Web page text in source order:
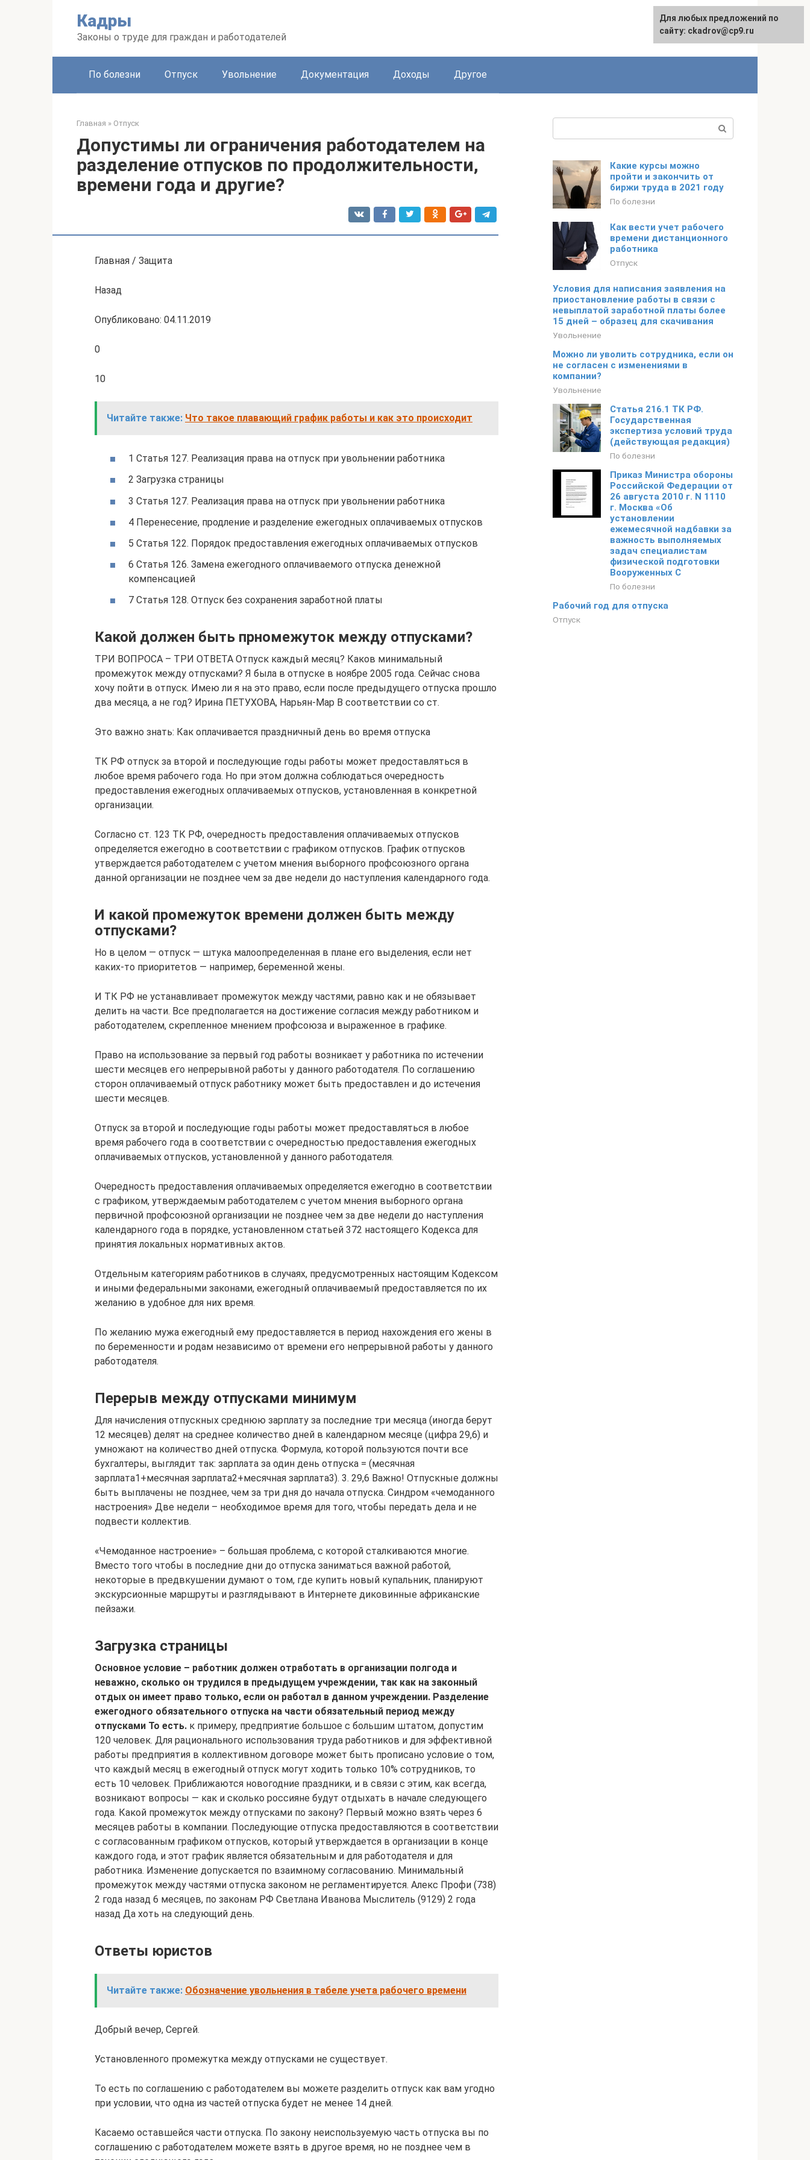
Кадры
Законы о труде для граждан и работодателей
По болезни Отпуск Увольнение Документация Доходы Другое
Главная » Отпуск
Допустимы ли ограничения работодателем на
разделение отпусков по продолжительности,
времени года и другие?
Главная / Защита
Назад
Опубликовано: 04.11.2019
0
10
Читайте также: Что такое плавающий график работы и как это происходит
1 Статья 127. Реализация права на отпуск при увольнении работника
2 Загрузка страницы
3 Статья 127. Реализация права на отпуск при увольнении работника
4 Перенесение, продление и разделение ежегодных оплачиваемых отпусков
5 Статья 122. Порядок предоставления ежегодных оплачиваемых отпусков
6 Статья 126. Замена ежегодного оплачиваемого отпуска денежной
компенсацией
7 Статья 128. Отпуск без сохранения заработной платы
Какой должен быть прномежуток между отпусками?
ТРИ ВОПРОСА – ТРИ ОТВЕТА Отпуск каждый месяц? Каков минимальный
промежуток между отпусками? Я была в отпуске в ноябре 2005 года. Сейчас снова
хочу пойти в отпуск. Имею ли я на это право, если после предыдущего отпуска прошло
два месяца, а не год? Ирина ПЕТУХОВА, Нарьян-Мар В соответствии со ст.
Это важно знать: Как оплачивается праздничный день во время отпуска
ТК РФ отпуск за второй и последующие годы работы может предоставляться в
любое время рабочего года. Но при этом должна соблюдаться очередность
предоставления ежегодных оплачиваемых отпусков, установленная в конкретной
организации.
Согласно ст. 123 ТК РФ, очередность предоставления оплачиваемых отпусков
определяется ежегодно в соответствии с графиком отпусков. График отпусков
утверждается работодателем с учетом мнения выборного профсоюзного органа
данной организации не позднее чем за две недели до наступления календарного года.
И какой промежуток времени должен быть между
отпусками?
Но в целом — отпуск — штука малоопределенная в плане его выделения, если нет
каких-то приоритетов — например, беременной жены.
И ТК РФ не устанавливает промежуток между частями, равно как и не обязывает
делить на части. Все предполагается на достижение согласия между работником и
работодателем, скрепленное мнением профсоюза и выраженное в графике.
Право на использование за первый год работы возникает у работника по истечении
шести месяцев его непрерывной работы у данного работодателя. По соглашению
сторон оплачиваемый отпуск работнику может быть предоставлен и до истечения
шести месяцев.
Отпуск за второй и последующие годы работы может предоставляться в любое
время рабочего года в соответствии с очередностью предоставления ежегодных
оплачиваемых отпусков, установленной у данного работодателя.
Очередность предоставления оплачиваемых определяется ежегодно в соответствии
с графиком, утверждаемым работодателем с учетом мнения выборного органа
первичной профсоюзной организации не позднее чем за две недели до наступления
календарного года в порядке, установленном статьей 372 настоящего Кодекса для
принятия локальных нормативных актов.
Отдельным категориям работников в случаях, предусмотренных настоящим Кодексом
и иными федеральными законами, ежегодный оплачиваемый предоставляется по их
желанию в удобное для них время.
По желанию мужа ежегодный ему предоставляется в период нахождения его жены в
по беременности и родам независимо от времени его непрерывной работы у данного
работодателя.
Перерыв между отпусками минимум
Для начисления отпускных среднюю зарплату за последние три месяца (иногда берут
12 месяцев) делят на среднее количество дней в календарном месяце (цифра 29,6) и
умножают на количество дней отпуска. Формула, которой пользуются почти все
бухгалтеры, выглядит так: зарплата за один день отпуска = (месячная
зарплата1+месячная зарплата2+месячная зарплата3). 3. 29,6 Важно! Отпускные должны
быть выплачены не позднее, чем за три дня до начала отпуска. Синдром «чемоданного
настроения» Две недели – необходимое время для того, чтобы передать дела и не
подвести коллектив.
«Чемоданное настроение» – большая проблема, с которой сталкиваются многие.
Вместо того чтобы в последние дни до отпуска заниматься важной работой,
некоторые в предвкушении думают о том, где купить новый купальник, планируют
экскурсионные маршруты и разглядывают в Интернете диковинные африканские
пейзажи.
Загрузка страницы
Основное условие – работник должен отработать в организации полгода и
неважно, сколько он трудился в предыдущем учреждении, так как на законный
отдых он имеет право только, если он работал в данном учреждении. Разделение
ежегодного обязательного отпуска на части обязательный период между
отпусками То есть. к примеру, предприятие большое с большим штатом, допустим
120 человек. Для рационального использования труда работников и для эффективной
работы предприятия в коллективном договоре может быть прописано условие о том,
что каждый месяц в ежегодный отпуск могут ходить только 10% сотрудников, то
есть 10 человек. Приближаются новогодние праздники, и в связи с этим, как всегда,
возникают вопросы — как и сколько россияне будут отдыхать в начале следующего
года. Какой промежуток между отпусками по закону? Первый можно взять через 6
месяцев работы в компании. Последующие отпуска предоставляются в соответствии
с согласованным графиком отпусков, который утверждается в организации в конце
каждого года, и этот график является обязательным и для работодателя и для
работника. Изменение допускается по взаимному согласованию. Минимальный
промежуток между частями отпуска законом не регламентируется. Алекс Профи (738)
2 года назад 6 месяцев, по законам РФ Светлана Иванова Мыслитель (9129) 2 года
назад Да хоть на следующий день.
Ответы юристов
Читайте также: Обозначение увольнения в табеле учета рабочего времени
Добрый вечер, Сергей.
Установленного промежутка между отпусками не существует.
То есть по соглашению с работодателем вы можете разделить отпуск как вам угодно
при условии, что одна из частей отпуска будет не менее 14 дней.
Касаемо оставшейся части отпуска. По закону неиспользуемую часть отпуска вы по
соглашению с работодателем можете взять в другое время, но не позднее чем в
Какие курсы можно
пройти и закончить от
биржи труда в 2021 году
По болезни
Как вести учет рабочего
времени дистанционного
работника
Отпуск
Условия для написания заявления на
приостановление работы в связи с
невыплатой заработной платы более
15 дней – образец для скачивания
Увольнение
Можно ли уволить сотрудника, если он
не согласен с изменениями в
компании?
Увольнение
Статья 216.1 ТК РФ.
Государственная
экспертиза условий труда
(действующая редакция)
По болезни
Приказ Министра обороны
Российской Федерации от
26 августа 2010 г. N 1110
г. Москва «Об
установлении
ежемесячной надбавки за
важность выполняемых
задач специалистам
физической подготовки
Вооруженных С
По болезни
Рабочий год для отпуска
Отпуск
Для любых предложений по
сайту: ckadrov@cp9.ru